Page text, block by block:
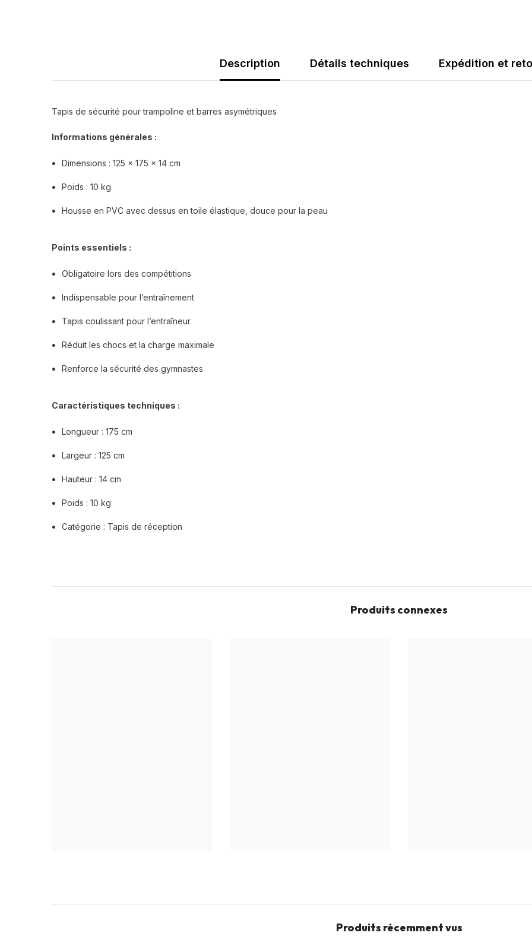
Description Détails techniques Expédition et
Tapis de sécurité pour trampoline et barres asymétriques
Informations générales :
Dimensions : 125 × 175 × 14 cm
Poids : 10 kg
Housse en PVC avec dessus en toile élastique, douce pour la peau
Points essentiels :
Obligatoire lors des compétitions
Indispensable pour l’entraînement
Tapis coulissant pour l’entraîneur
Réduit les chocs et la charge maximale
Renforce la sécurité des gymnastes
Caractéristiques techniques :
Longueur : 175 cm
Largeur : 125 cm
Hauteur : 14 cm
Poids : 10 kg
Catégorie : Tapis de réception
Produits connexes
Produits récemment vus